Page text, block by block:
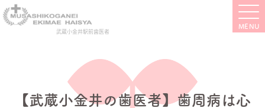
武蔵小金井駅前歯医者
【武蔵小金井の歯医者】歯周病は心